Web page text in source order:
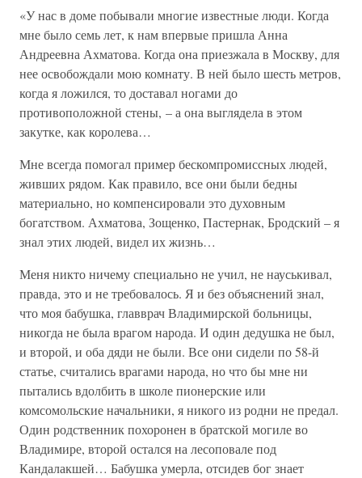
«У нас в доме побывали многие известные люди. Когда
мне было семь лет, к нам впервые пришла Анна
Андреевна Ахматова. Когда она приезжала в Москву, для
нее освобождали мою комнату. В ней было шесть метров,
когда я ложился, то доставал ногами до
противоположной стены, – а она выглядела в этом
закутке, как королева…
Мне всегда помогал пример бескомпромиссных людей,
живших рядом. Как правило, все они были бедны
материально, но компенсировали это духовным
богатством. Ахматова, Зощенко, Пастернак, Бродский – я
знал этих людей, видел их жизнь…
Меня никто ничему специально не учил, не науськивал,
правда, это и не требовалось. Я и без объяснений знал,
что моя бабушка, главврач Владимирской больницы,
никогда не была врагом народа. И один дедушка не был,
и второй, и оба дяди не были. Все они сидели по 58-й
статье, считались врагами народа, но что бы мне ни
пытались вдолбить в школе пионерские или
комсомольские начальники, я никого из родни не предал.
Один родственник похоронен в братской могиле во
Владимире, второй остался на лесоповале под
Кандалакшей… Бабушка умерла, отсидев бог знает